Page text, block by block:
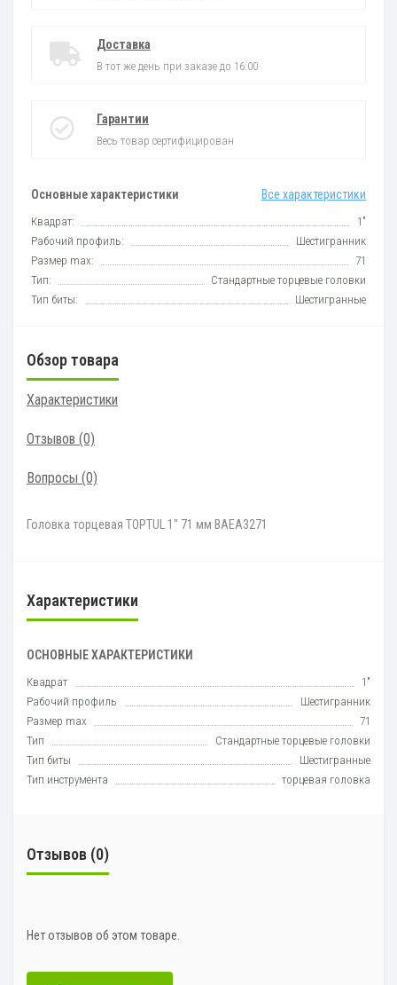
Основные характеристики Все характеристики
Квадрат:
1"
Рабочий профиль:
Шестигранник
Размер max:
71
Тип:
Стандартные торцевые головки
Тип биты:
Шестигранные
Доставка
В тот же день при заказе до 16:00
Гарантии
Весь товар сертифицирован
Обзор товара
Характеристики
Отзывов (0)
Вопросы (0)
Головка торцевая TOPTUL 1" 71 мм BAEA3271
Характеристики
ОСНОВНЫЕ ХАРАКТЕРИСТИКИ
Квадрат
1"
Рабочий профиль
Шестигранник
Размер max
71
Тип
Стандартные торцевые головки
Тип биты
Шестигранные
Тип инструмента
торцевая головка
Отзывов (0)
Нет отзывов об этом товаре.